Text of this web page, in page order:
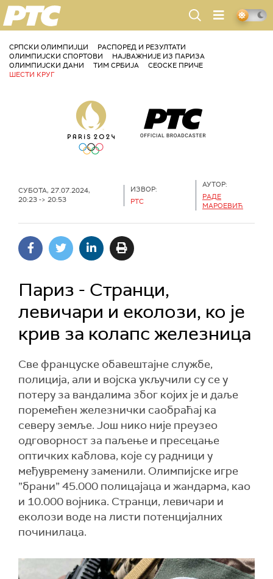
РТС
СРПСКИ ОЛИМПИЈЦИ
РАСПОРЕД И РЕЗУЛТАТИ
ОЛИМПИЈСКИ СПОРТОВИ
НАЈВАЖНИЈЕ ИЗ ПАРИЗА
ОЛИМПИЈСКИ ДАНИ
ТИМ СРБИЈА
СЕОСКЕ ПРИЧЕ
ШЕСТИ КРУГ
СУБОТА, 27.07.2024,
20:23 -> 20:53
ИЗВОР:
РТС
АУТОР:
РАДЕ
МАРОЕВИЋ
Париз - Странци,
левичари и еколози, ко је
крив за колапс железница
Све француске обавештајне службе,
полиција, али и војска укључили су се у
потеру за вандалима због којих је и даље
поремећен железнички саобраћај ка
северу земље. Још нико није преузео
одговорност за паљење и пресецање
оптичких каблова, које су радници у
међувремену заменили. Олимпијске игре
”брани” 45.000 полицајаца и жандарма, као
и 10.000 војника. Странци, левичари и
еколози воде на листи потенцијалних
починилаца.